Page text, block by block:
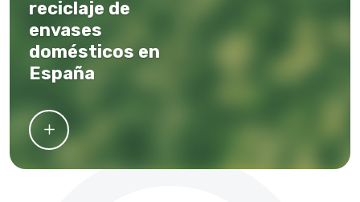
reciclaje de
envases
domésticos en
España